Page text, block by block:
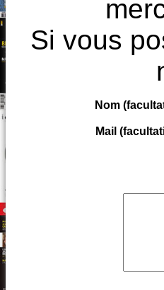
Si vous
Nom
Mail